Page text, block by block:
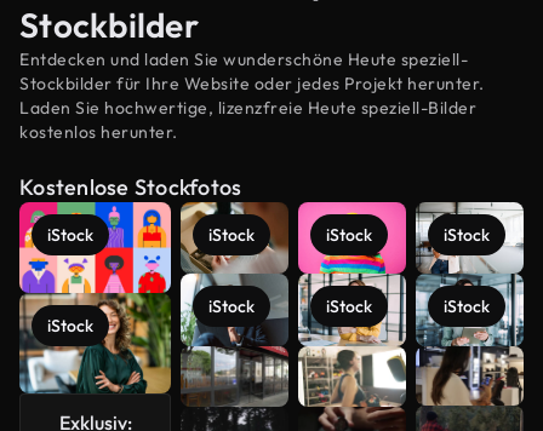
Stockbilder
Entdecken und laden Sie wunderschöne Heute speziell-
Stockbilder für Ihre Website oder jedes Projekt herunter.
Laden Sie hochwertige, lizenzfreie Heute speziell-Bilder
kostenlos herunter.
Kostenlose Stockfotos
iStock
iStock
Exklusiv:
iStock
iStock
iStock
iStock
iStock
iStock
Mehr
anzeigen